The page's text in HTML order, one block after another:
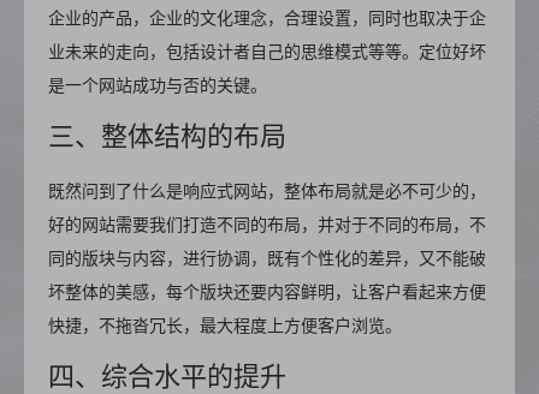
企业的产品，企业的文化理念，合理设置，同时也取决于企
业未来的走向，包括设计者自己的思维模式等等。定位好坏
是一个网站成功与否的关键。
三、整体结构的布局
既然问到了什么是响应式网站，整体布局就是必不可少的，
好的网站需要我们打造不同的布局，并对于不同的布局，不
同的版块与内容，进行协调，既有个性化的差异，又不能破
坏整体的美感，每个版块还要内容鲜明，让客户看起来方便
快捷，不拖沓冗长，最大程度上方便客户浏览。
四、综合水平的提升